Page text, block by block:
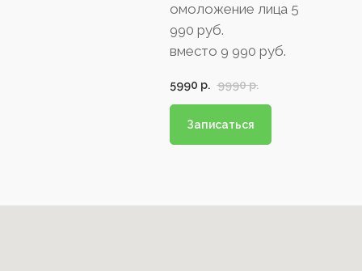
омоложение лица 5
990 руб.
вместо 9 990 руб.
5990 р. 9990р.
Записаться